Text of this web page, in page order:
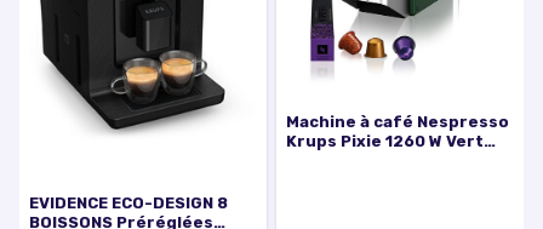
EVIDENCE ECO-DESIGN 8
BOISSONS Préréglées
Machine à café Nespresso
Krups Pixie 1260 W Vert